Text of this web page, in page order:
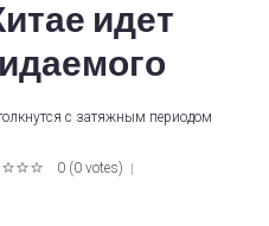
идет
с затяжным периодом
0 (0 votes)